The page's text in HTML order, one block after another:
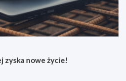
zyska nowe życie!